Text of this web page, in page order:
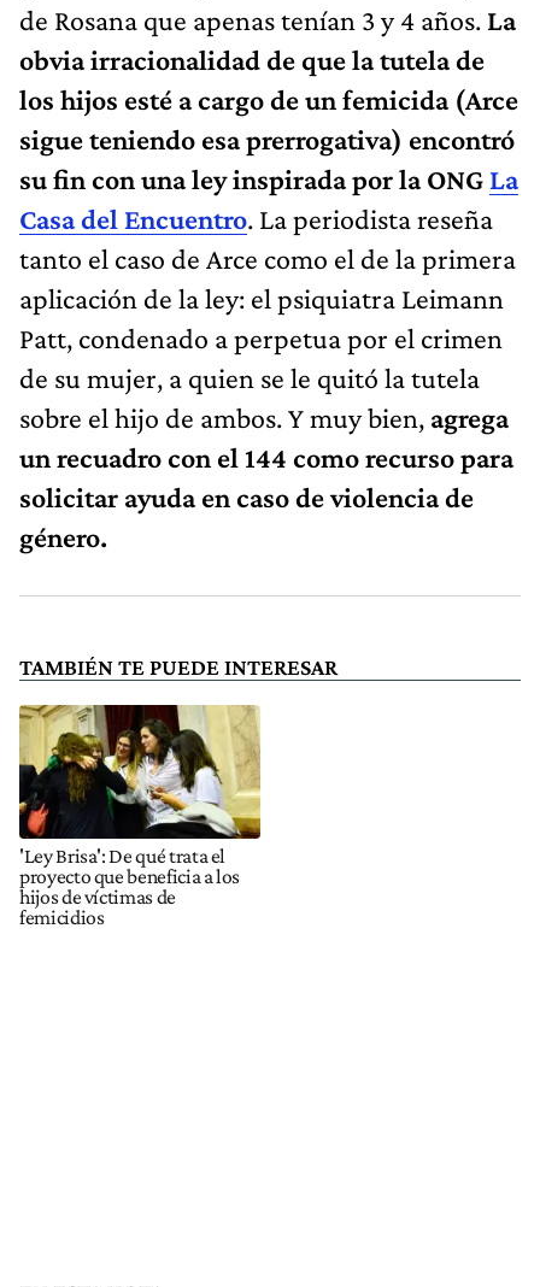
de Rosana que apenas tenían 3 y 4 años. La
obvia irracionalidad de que la tutela de
los hijos esté a cargo de un femicida (Arce
sigue teniendo esa prerrogativa) encontró
su fin con una ley inspirada por la ONG La
Casa del Encuentro. La periodista reseña
tanto el caso de Arce como el de la primera
aplicación de la ley: el psiquiatra Leimann
Patt, condenado a perpetua por el crimen
de su mujer, a quien se le quitó la tutela
sobre el hijo de ambos. Y muy bien, agrega
un recuadro con el 144 como recurso para
solicitar ayuda en caso de violencia de
género.
TAMBIÉN TE PUEDE INTERESAR
'Ley Brisa': De qué trata el
proyecto que beneficia a los
hijos de víctimas de
femicidios